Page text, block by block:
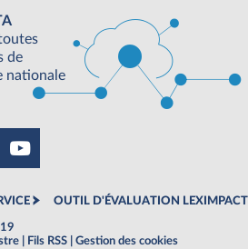
de
nationale
OUTIL D'ÉVALUATION LEXIMPACT
Fils RSS Gestion des cookies